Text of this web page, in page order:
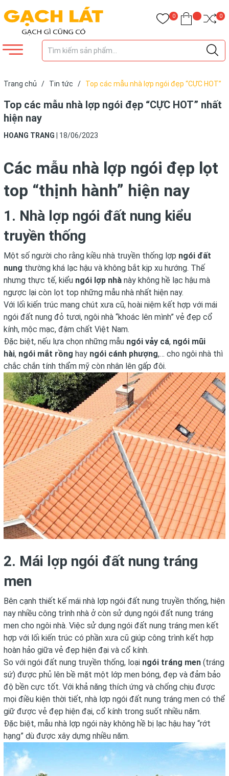
0 0
Trang chủ / Tin tức /
Top các mẫu nhà lợp ngói đẹp “CỰC HOT”
Top các mẫu nhà lợp ngói đẹp “CỰC HOT” nhất
hiện nay
HOANG TRANG 18/06/2023
Các mẫu nhà lợp ngói đẹp lọt
top “thịnh hành” hiện nay
1. Nhà lợp ngói đất nung kiểu
truyền thống
Một số người cho rằng kiều nhà truyền thống lợp ngói đất
nung thường khá lạc hậu và không bắt kịp xu hướng. Thế
nhưng thực tế, kiểu ngói lợp nhà này không hề lạc hậu mà
ngược lại còn lọt top những mẫu nhà nhất hiện nay.
Với lối kiến trúc mang chút xưa cũ, hoài niệm kết hợp với mái
ngói đất nung đỏ tươi, ngôi nhà “khoác lên mình” vẻ đẹp cổ
kính, mộc mạc, đậm chất Việt Nam.
Đặc biệt, nếu lựa chọn những mẫu ngói vảy cá, ngói mũi
hài, ngói mắt rồng hay ngói cánh phượng,… cho ngôi nhà thì
chắc chắn tính thẩm mỹ còn nhân lên gấp đôi.
2. Mái lợp ngói đất nung tráng
men
Bên cạnh thiết kế mái nhà lợp ngói đất nung truyền thống, hiện
nay nhiều công trình nhà ở còn sử dụng ngói đất nung tráng
men cho ngôi nhà. Việc sử dụng ngói đất nung tráng men kết
hợp với lối kiến trúc có phần xưa cũ giúp công trình kết hợp
hoàn hảo giữa vẻ đẹp hiện đại và cổ kính.
So với ngói đất nung truyền thống, loại ngói tráng men (tráng
sứ) được phủ lên bề mặt một lớp men bóng, đẹp và đảm bảo
độ bền cực tốt. Với khả năng thích ứng và chống chịu được
mọi điều kiện thời tiết, nhà lợp ngói đất nung tráng men có thể
giữ được vẻ đẹp hiện đại, cổ kính trong suốt nhiều năm.
Đặc biệt, mẫu nhà lợp ngói này không hề bị lạc hậu hay “rớt
hạng” dù được xây dựng nhiều năm.